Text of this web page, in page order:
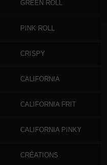
GREEN ROLL
PINK ROLL
CRISPY
CALIFORNIA
CALIFORNIA FRIT
CALIFORNIA PINKY
CRÉATIONS